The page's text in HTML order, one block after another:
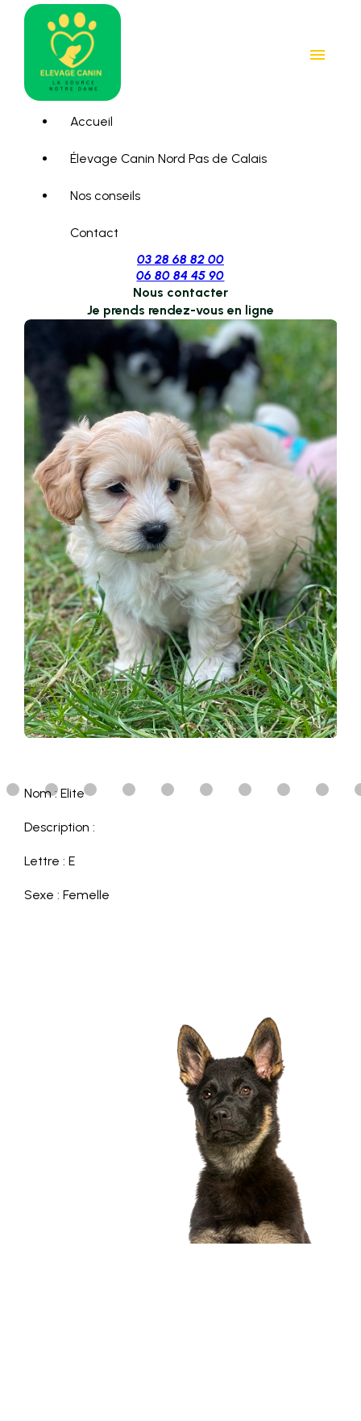
menu
Accueil
Élevage Canin Nord Pas de Calais
Nos conseils
Contact
03 28 68 82 00
06 80 84 45 90
Nous contacter
Je prends rendez-vous en ligne
Nom : Elite
Description :
Lettre : E
Sexe : Femelle
Panneau de gestion des cookies